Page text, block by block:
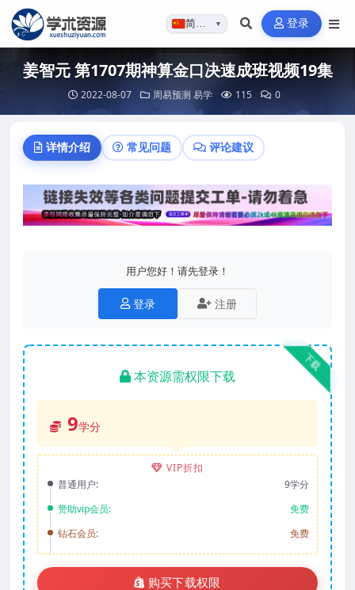
简体…▼ 登录
姜智元 第1707期神算金口决速成班视频19集
2022-08-07 周易预测 易学 115 0
详情介绍 常见问题 评论建议
用户您好！请先登录！
登录 注册
下载
本资源需权限下载
9学分
VIP折扣
普通用户:
9学分
赞助vip会员:
免费
钻石会员:
免费
购买下载权限